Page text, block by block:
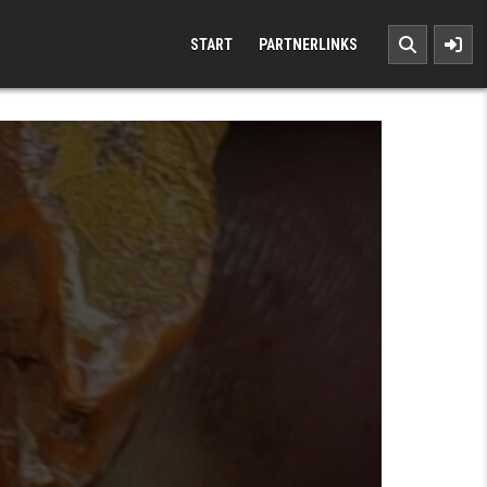
START PARTNERLINKS